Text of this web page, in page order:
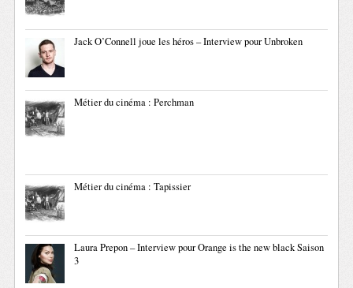
Jack O’Connell joue les héros – Interview pour Unbroken
Métier du cinéma : Perchman
Métier du cinéma : Tapissier
Laura Prepon – Interview pour Orange is the new black Saison
3